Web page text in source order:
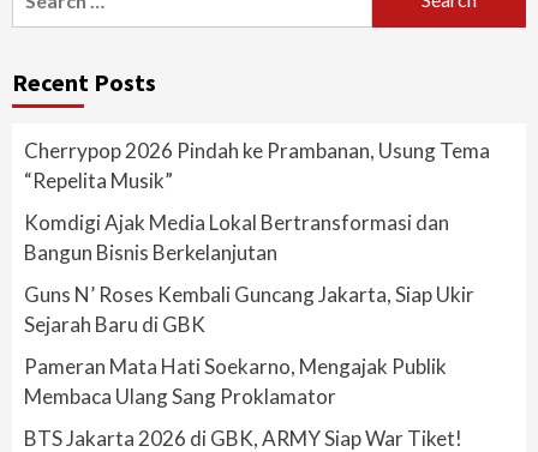
for:
Recent Posts
Cherrypop 2026 Pindah ke Prambanan, Usung Tema
“Repelita Musik”
Komdigi Ajak Media Lokal Bertransformasi dan
Bangun Bisnis Berkelanjutan
Guns N’ Roses Kembali Guncang Jakarta, Siap Ukir
Sejarah Baru di GBK
Pameran Mata Hati Soekarno, Mengajak Publik
Membaca Ulang Sang Proklamator
BTS Jakarta 2026 di GBK, ARMY Siap War Tiket!